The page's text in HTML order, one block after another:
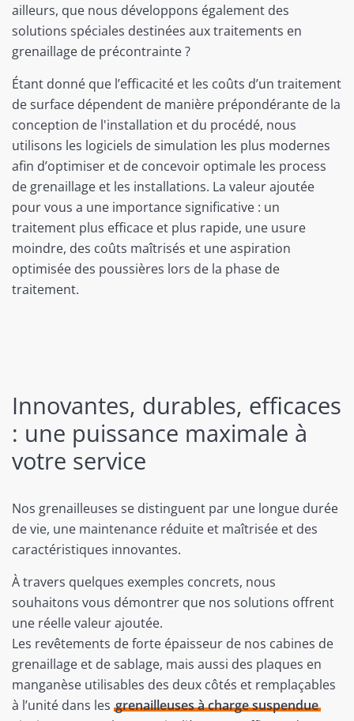
ailleurs, que nous développons également des
solutions spéciales destinées aux traitements en
grenaillage de précontrainte ?
Étant donné que l’efficacité et les coûts d’un traitement
de surface dépendent de manière prépondérante de la
conception de l'installation et du procédé, nous
utilisons les logiciels de simulation les plus modernes
afin d’optimiser et de concevoir optimale les process
de grenaillage et les installations. La valeur ajoutée
pour vous a une importance significative : un
traitement plus efficace et plus rapide, une usure
moindre, des coûts maîtrisés et une aspiration
optimisée des poussières lors de la phase de
traitement.
Innovantes, durables, efficaces
: une puissance maximale à
votre service
Nos grenailleuses se distinguent par une longue durée
de vie, une maintenance réduite et maîtrisée et des
caractéristiques innovantes.
À travers quelques exemples concrets, nous
souhaitons vous démontrer que nos solutions offrent
une réelle valeur ajoutée.
Les revêtements de forte épaisseur de nos cabines de
grenaillage et de sablage, mais aussi des plaques en
manganèse utilisables des deux côtés et remplaçables
à l’unité dans les grenailleuses à charge suspendue